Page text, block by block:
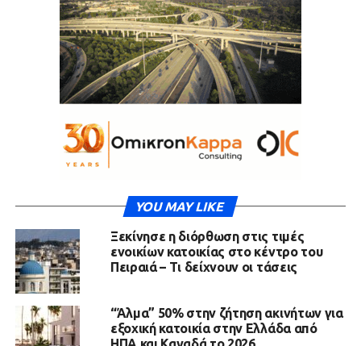
YOU MAY LIKE
Ξεκίνησε η διόρθωση στις τιμές
ενοικίων κατοικίας στο κέντρο του
Πειραιά – Τι δείχνουν οι τάσεις
“Άλμα” 50% στην ζήτηση ακινήτων για
εξοχική κατοικία στην Ελλάδα από